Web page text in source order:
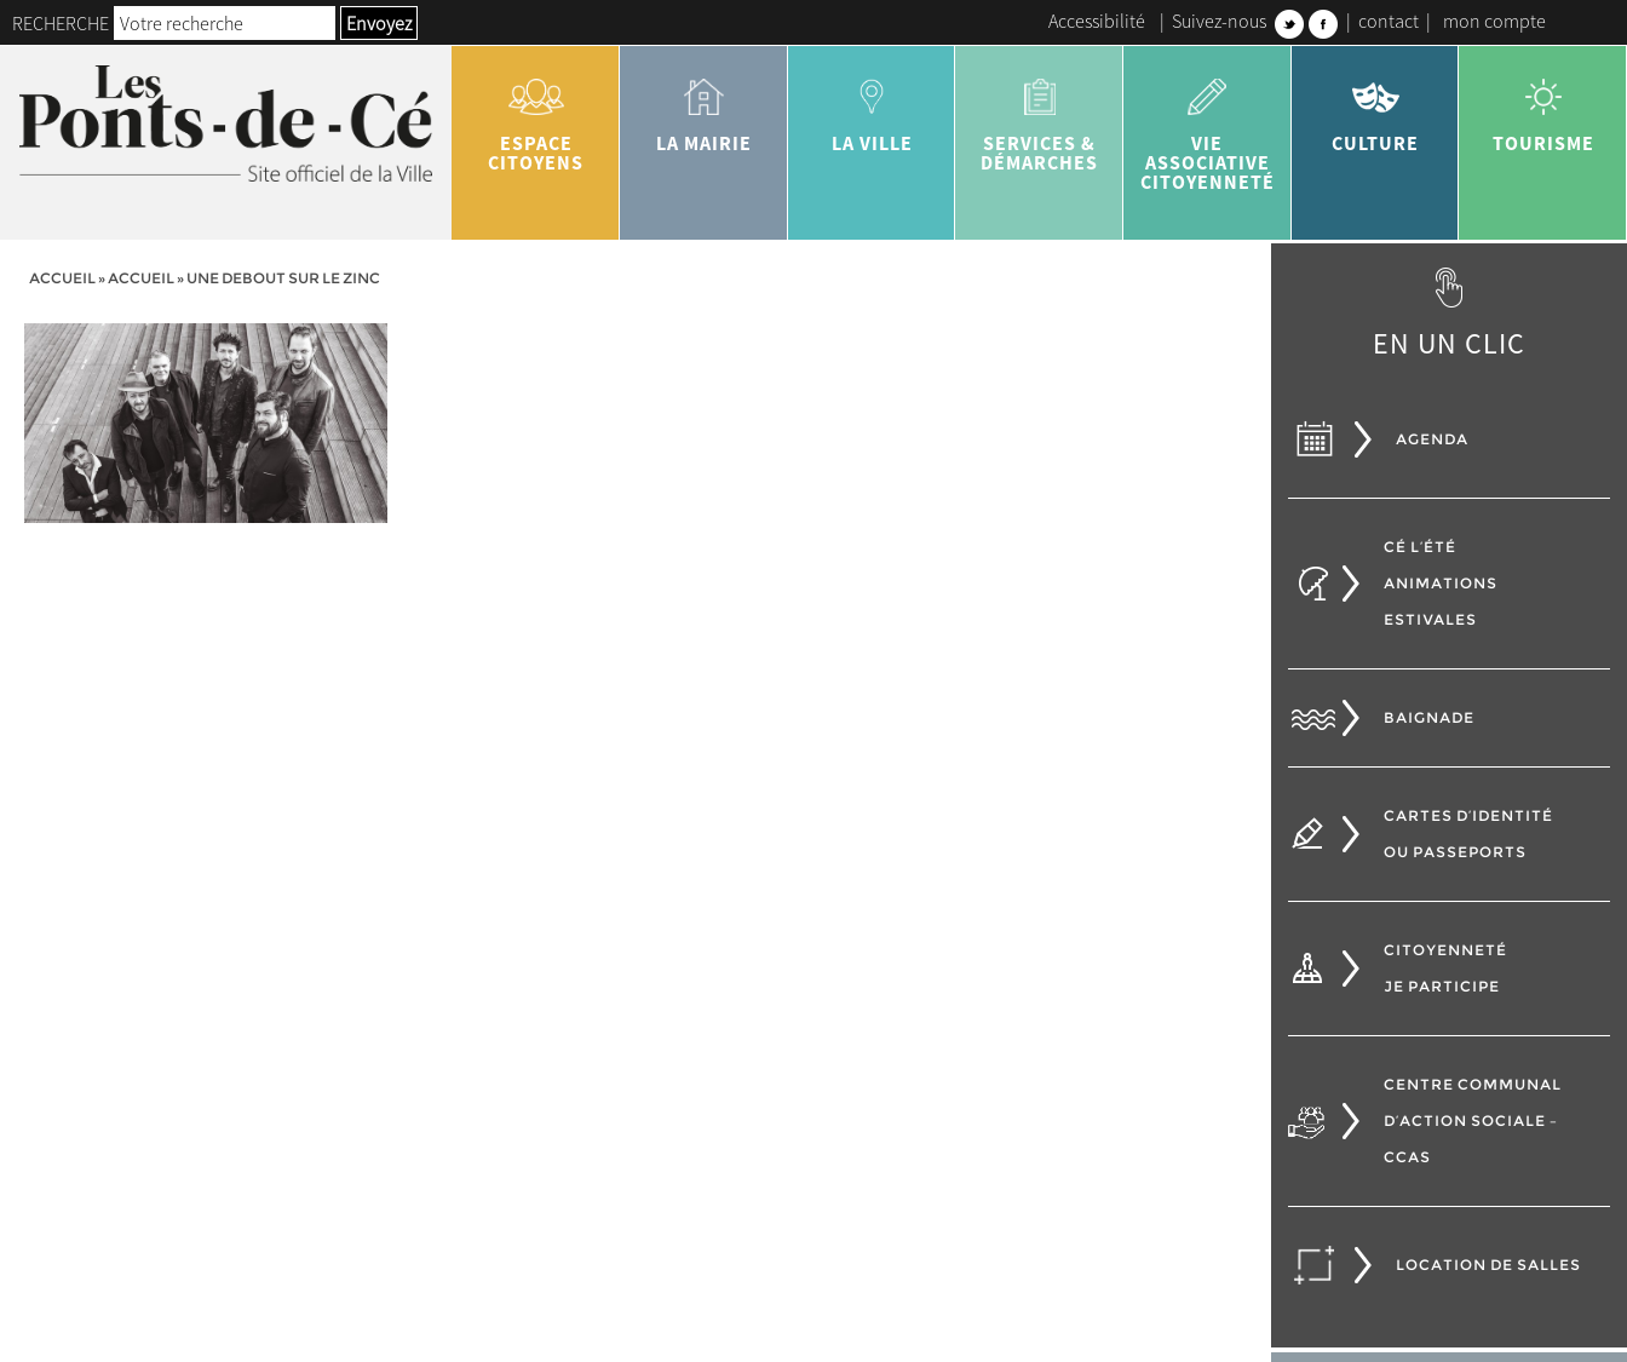
RECHERCHE Envoyez Accessibilité | Suivez-nous | contact | mon compte
ESPACE
CITOYENS
LA MAIRIE LA VILLE
SERVICES &
DÉMARCHES
VIE
ASSOCIATIVE
CITOYENNETÉ
CULTURE TOURISME
ACCUEIL»ACCUEIL» UNE DEBOUT SUR LE ZINC
EN UN CLIC
AGENDA
CÉ L’ÉTÉ
ANIMATIONS
ESTIVALES
BAIGNADE
CARTES D’IDENTITÉ
OU PASSEPORTS
CITOYENNETÉ
JE PARTICIPE
CENTRE COMMUNAL
D’ACTION SOCIALE –
CCAS
LOCATION DE SALLES